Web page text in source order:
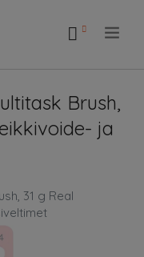
Brush,
ja
31 g Real